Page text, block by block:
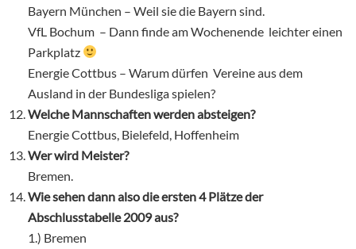
Bayern München – Weil sie die Bayern sind.
VfL Bochum – Dann finde am Wochenende leichter einen
Parkplatz
Energie Cottbus – Warum dürfen Vereine aus dem
Ausland in der Bundesliga spielen?
Welche Mannschaften werden absteigen?
Energie Cottbus, Bielefeld, Hoffenheim
Wer wird Meister?
Bremen.
Wie sehen dann also die ersten 4 Plätze der
Abschlusstabelle 2009 aus?
1.) Bremen